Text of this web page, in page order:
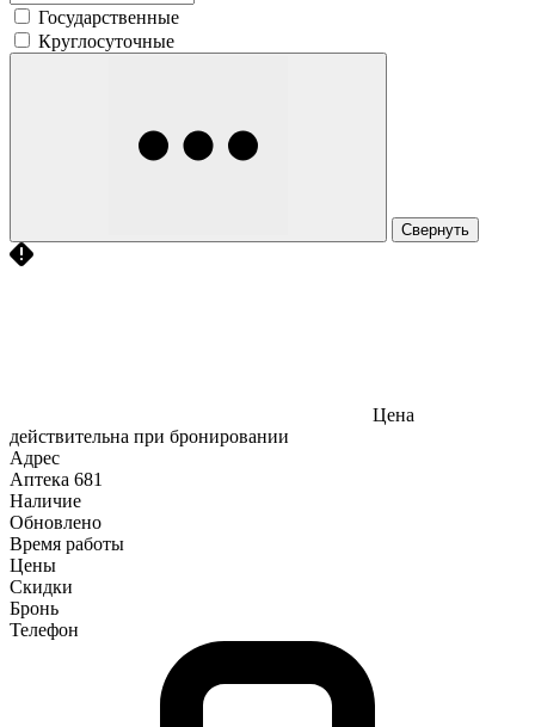
Государственные
Круглосуточные
Свернуть
Цена
действительна при бронировании
Адрес
Аптека 681
Наличие
Обновлено
Время работы
Цены
Скидки
Бронь
Телефон